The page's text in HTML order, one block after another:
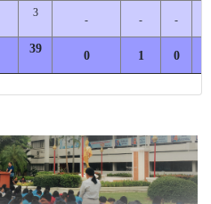
3
- - -
39
0 1 0